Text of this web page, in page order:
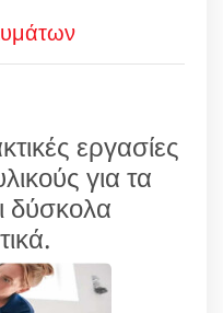
εργασίες
για τα
δύσκολα